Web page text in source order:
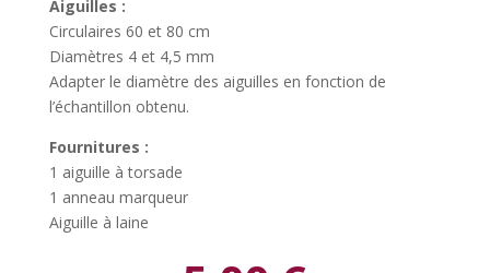
Aiguilles :
Circulaires 60 et 80 cm
Diamètres 4 et 4,5 mm
Adapter le diamètre des aiguilles en fonction de
l’échantillon obtenu.
Fournitures :
1 aiguille à torsade
1 anneau marqueur
Aiguille à laine